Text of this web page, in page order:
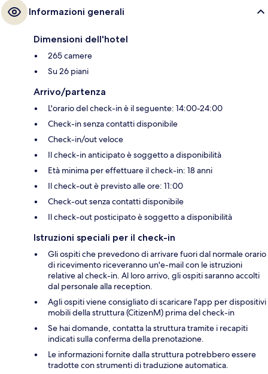
Informazioni generali
Dimensioni dell'hotel
265 camere
Su 26 piani
Arrivo/partenza
L'orario del check-in è il seguente: 14:00-24:00
Check-in senza contatti disponibile
Check-in/out veloce
Il check-in anticipato è soggetto a disponibilità
Età minima per effettuare il check-in: 18 anni
Il check-out è previsto alle ore: 11:00
Check-out senza contatti disponibile
Il check-out posticipato è soggetto a disponibilità
Istruzioni speciali per il check-in
Gli ospiti che prevedono di arrivare fuori dal normale orario
di ricevimento riceveranno un'e-mail con le istruzioni
relative al check-in. Al loro arrivo, gli ospiti saranno accolti
dal personale alla reception.
Agli ospiti viene consigliato di scaricare l'app per dispositivi
mobili della struttura (CitizenM) prima del check-in
Se hai domande, contatta la struttura tramite i recapiti
indicati sulla conferma della prenotazione.
Le informazioni fornite dalla struttura potrebbero essere
tradotte con strumenti di traduzione automatica.